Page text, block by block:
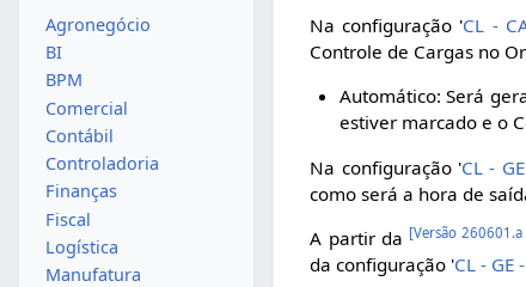
Na configuração 'CL -
Controle de Cargas no
Automático: Será
estiver marcado e o
Na configuração 'CL -
como será a hora de
A partir da [Versão
da configuração 'CL -
Agronegócio
BI
BPM
Comercial
Contábil
Controladoria
Finanças
Fiscal
Logística
Manufatura